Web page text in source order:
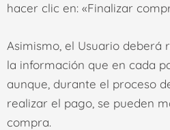
hacer clic en: «Finalizar
Asimismo, el Usuario
la información que en cada
aunque, durante el proceso
realizar el pago, se pueden
compra.